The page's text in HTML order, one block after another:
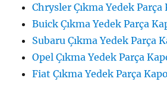
Chrysler Çıkma Yedek
Buick Çıkma Yedek Parça
Subaru Çıkma Yedek Parça
Opel Çıkma Yedek Parça
Fiat Çıkma Yedek Parça